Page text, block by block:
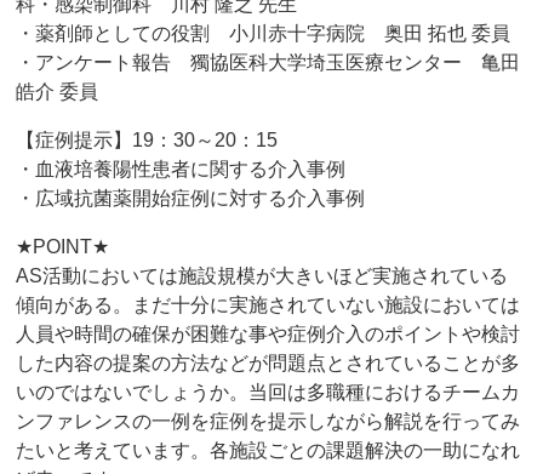
科・感染制御科 川村 隆之 先生
・薬剤師としての役割 小川赤十字病院 奥田 拓也 委員
・アンケート報告 獨協医科大学埼玉医療センター 亀田
皓介 委員
【症例提示】19：30～20：15
・血液培養陽性患者に関する介入事例
・広域抗菌薬開始症例に対する介入事例
★POINT★
AS活動においては施設規模が大きいほど実施されている
傾向がある。まだ十分に実施されていない施設においては
人員や時間の確保が困難な事や症例介入のポイントや検討
した内容の提案の方法などが問題点とされていることが多
いのではないでしょうか。当回は多職種におけるチームカ
ンファレンスの一例を症例を提示しながら解説を行ってみ
たいと考えています。各施設ごとの課題解決の一助になれ